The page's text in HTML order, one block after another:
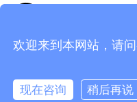
客服电话
欢迎来到本网站，请
现在咨询 稍后再说